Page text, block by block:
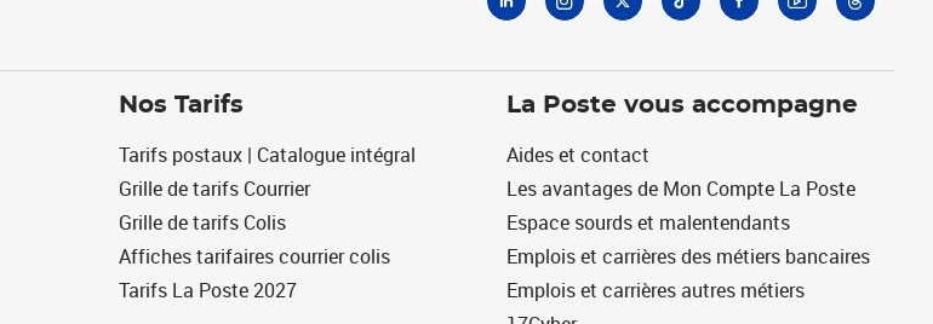
Nos Tarifs
Tarifs postaux | Catalogue intégral
Grille de tarifs Courrier
Grille de tarifs Colis
Affiches tarifaires courrier colis
Tarifs La Poste 2027
La Poste vous accompagne
Aides et contact
Les avantages de Mon Compte La Poste
Espace sourds et malentendants
Emplois et carrières des métiers bancaires
Emplois et carrières autres métiers